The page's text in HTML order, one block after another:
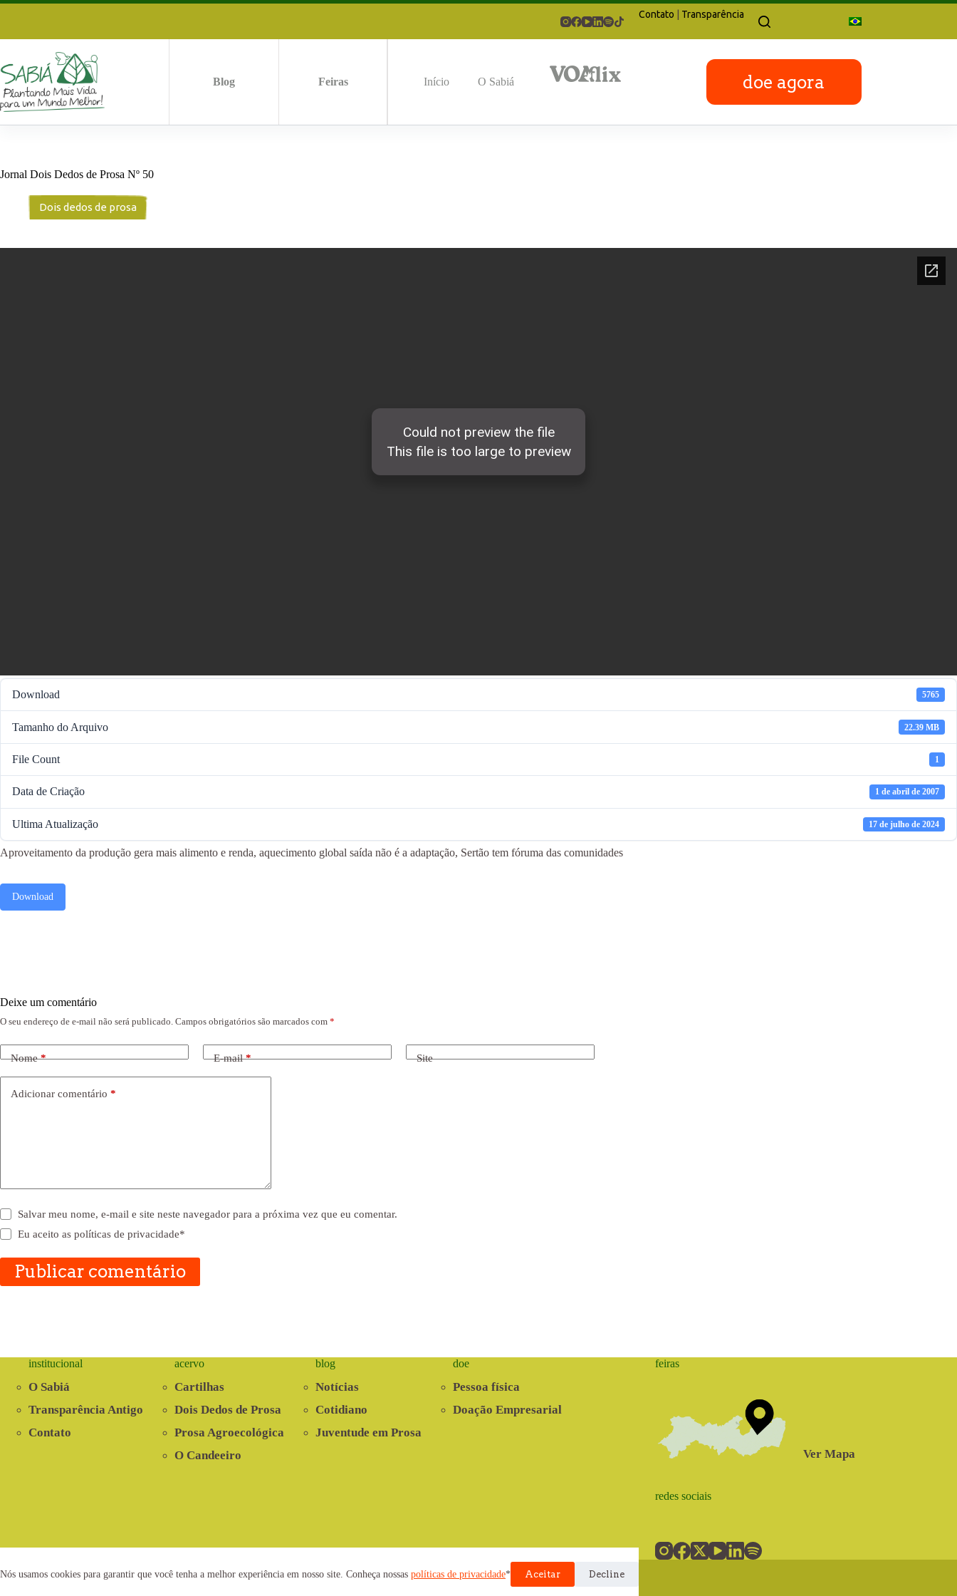
Pular
Nós usamos cookies para garantir que você tenha a melhor experiência em nosso site. Conheça nossas políticas de privacidade* Aceitar Decline
Contato | Transparência
Blog Feiras Início O Sabiá doe agora
Jornal Dois Dedos de Prosa Nº 50
Dois dedos de prosa
Download 5765
Tamanho do Arquivo 22.39 MB
File Count 1
Data de Criação 1 de abril de 2007
Ultima Atualização 17 de julho de 2024
Aproveitamento da produção gera mais alimento e renda, aquecimento global saída não é a adaptação, Sertão tem fóruma das comunidades
Download
Deixe um comentário
O seu endereço de e-mail não será publicado. Campos obrigatórios são marcados com *
Nome* E-mail* Site
Adicionar comentário *
Salvar meu nome, e-mail e site neste navegador para a próxima vez que eu comentar.
Eu aceito aspolíticas de privacidade*
Publicar comentário
institucional
O Sabiá
Transparência Antigo
Contato
acervo
Cartilhas
Dois Dedos de Prosa
Prosa Agroecológica
O Candeeiro
blog
Notícias
Cotidiano
Juventude em Prosa
doe
Pessoa física
Doação Empresarial
feiras
Ver Mapa
redes sociais
2021 © www.centrosabia.org.br Desenvolvido pela Cooperativa EITA